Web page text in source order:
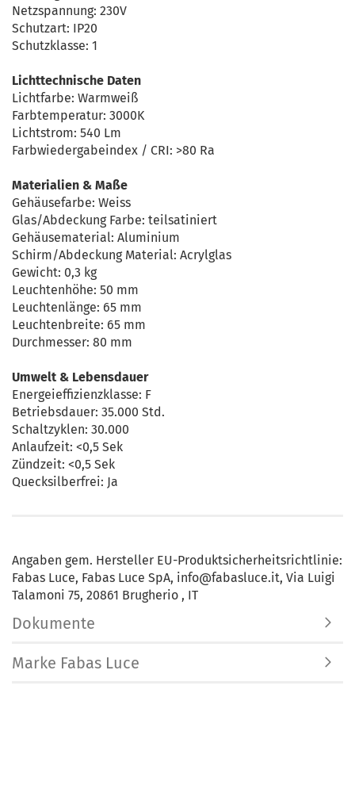
Netzspannung: 230V
Schutzart: IP20
Schutzklasse: 1
Lichttechnische Daten
Lichtfarbe: Warmweiß
Farbtemperatur: 3000K
Lichtstrom: 540 Lm
Farbwiedergabeindex / CRI: >80 Ra
Materialien & Maße
Gehäusefarbe: Weiss
Glas/Abdeckung Farbe: teilsatiniert
Gehäusematerial: Aluminium
Schirm/Abdeckung Material: Acrylglas
Gewicht: 0,3 kg
Leuchtenhöhe: 50 mm
Leuchtenlänge: 65 mm
Leuchtenbreite: 65 mm
Durchmesser: 80 mm
Umwelt & Lebensdauer
Energeieffizienzklasse: F
Betriebsdauer: 35.000 Std.
Schaltzyklen: 30.000
Anlaufzeit: <0,5 Sek
Zündzeit: <0,5 Sek
Quecksilberfrei: Ja
Angaben gem. Hersteller EU-Produktsicherheitsrichtlinie:
Fabas Luce, Fabas Luce SpA, info@fabasluce.it, Via Luigi
Talamoni 75, 20861 Brugherio , IT
Dokumente
Marke Fabas Luce